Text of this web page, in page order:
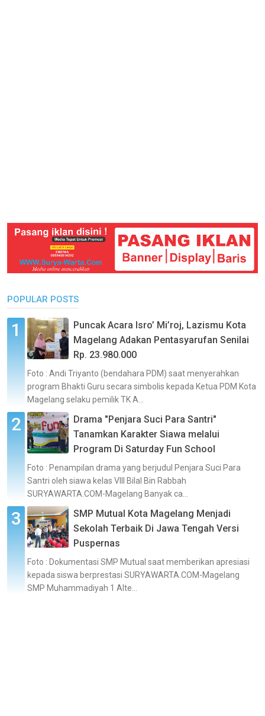
POPULAR POSTS
Puncak Acara Isro’ Mi’roj, Lazismu Kota
Magelang Adakan Pentasyarufan Senilai
Rp. 23.980.000
Foto : Andi Triyanto (bendahara PDM) saat menyerahkan
program Bhakti Guru secara simbolis kepada Ketua PDM Kota
Magelang selaku pemilik TK A...
Drama "Penjara Suci Para Santri"
Tanamkan Karakter Siawa melalui
Program Di Saturday Fun School
Foto : Penampilan drama yang berjudul Penjara Suci Para
Santri oleh siawa kelas VIII Bilal Bin Rabbah
SURYAWARTA.COM-Magelang Banyak ca...
SMP Mutual Kota Magelang Menjadi
Sekolah Terbaik Di Jawa Tengah Versi
Puspernas
Foto : Dokumentasi SMP Mutual saat memberikan apresiasi
kepada siswa berprestasi SURYAWARTA.COM-Magelang
SMP Muhammadiyah 1 Alte...